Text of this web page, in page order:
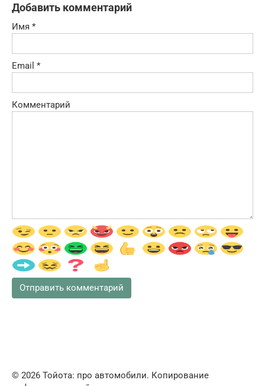
Добавить комментарий
Имя *
Email *
Комментарий
© 2026 Тойота: про автомобили. Копирование